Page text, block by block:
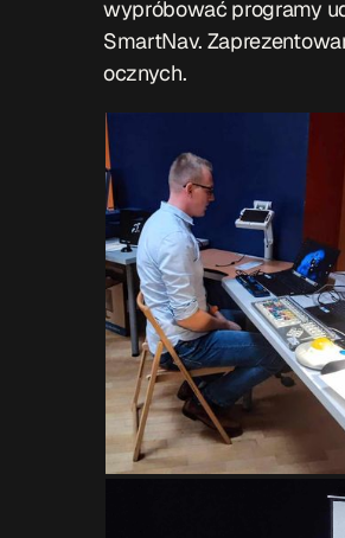
wypróbować programy
SmartNav.
ocznych.